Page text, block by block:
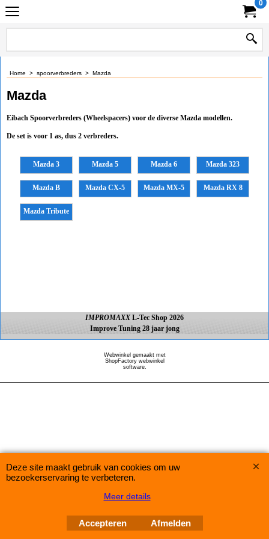
0
Home > spoorverbreders > Mazda
Mazda
Eibach Spoorverbreders (Wheelspacers) voor de diverse Mazda modellen.
De set is voor 1 as, dus 2 verbreders.
Mazda 3 Mazda 5 Mazda 6 Mazda 323
Mazda B Mazda CX-5 Mazda MX-5 Mazda RX 8
Mazda Tribute
IMPROMAXX L-Tec Shop 2026
Improve Tuning 28 jaar jong
Webwinkel gemaakt met
ShopFactory webwinkel
software.
Deze site maakt gebruik van cookies om uw
bezoekerservaring te verbeteren.
Meer details
Accepteren Afmelden